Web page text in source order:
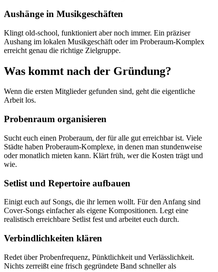
Aushänge in Musikgeschäften
Klingt old-school, funktioniert aber noch immer. Ein präziser
Aushang im lokalen Musikgeschäft oder im Proberaum-Komplex
erreicht genau die richtige Zielgruppe.
Was kommt nach der Gründung?
Wenn die ersten Mitglieder gefunden sind, geht die eigentliche
Arbeit los.
Probenraum organisieren
Sucht euch einen Proberaum, der für alle gut erreichbar ist. Viele
Städte haben Proberaum-Komplexe, in denen man stundenweise
oder monatlich mieten kann. Klärt früh, wer die Kosten trägt und
wie.
Setlist und Repertoire aufbauen
Einigt euch auf Songs, die ihr lernen wollt. Für den Anfang sind
Cover-Songs einfacher als eigene Kompositionen. Legt eine
realistisch erreichbare Setlist fest und arbeitet euch durch.
Verbindlichkeiten klären
Redet über Probenfrequenz, Pünktlichkeit und Verlässlichkeit.
Nichts zerreißt eine frisch gegründete Band schneller als